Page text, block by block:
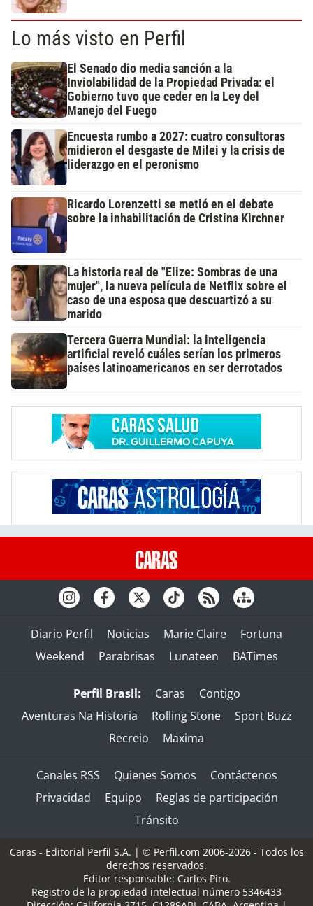
Lo más visto en Perfil
El Senado dio media sanción a la
Inviolabilidad de la Propiedad Privada: el
Gobierno tuvo que ceder en la Ley del
Manejo del Fuego
Encuesta rumbo a 2027: cuatro consultoras
midieron el desgaste de Milei y la crisis de
liderazgo en el peronismo
Ricardo Lorenzetti se metió en el debate
sobre la inhabilitación de Cristina Kirchner
La historia real de "Elize: Sombras de una
mujer", la nueva película de Netflix sobre el
caso de una esposa que descuartizó a su
marido
Tercera Guerra Mundial: la inteligencia
artificial reveló cuáles serían los primeros
países latinoamericanos en ser derrotados
Diario Perfil Noticias Marie Claire
Fortuna
Weekend
Parabrisas Lunateen BATimes
Perfil Brasil: Caras
Contigo
Aventuras Na Historia
Rolling Stone
Sport Buzz
Recreio
Maxima
Canales RSS Quienes Somos
Contáctenos
Privacidad
Equipo
Reglas de participación
Tránsito
Caras - Editorial Perfil S.A. | © Perfil.com 2006-2026 - Todos los
derechos reservados.
Editor responsable: Carlos Piro.
Registro de la propiedad intelectual número 5346433